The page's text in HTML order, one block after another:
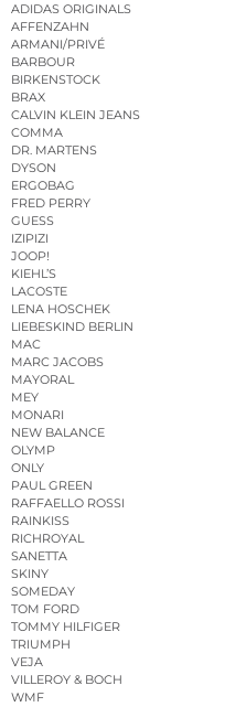
ADIDAS ORIGINALS
AFFENZAHN
ARMANI/PRIVÉ
BARBOUR
BIRKENSTOCK
BRAX
CALVIN KLEIN JEANS
COMMA
DR. MARTENS
DYSON
ERGOBAG
FRED PERRY
GUESS
IZIPIZI
JOOP!
KIEHL’S
LACOSTE
LENA HOSCHEK
LIEBESKIND BERLIN
MAC
MARC JACOBS
MAYORAL
MEY
MONARI
NEW BALANCE
OLYMP
ONLY
PAUL GREEN
RAFFAELLO ROSSI
RAINKISS
RICHROYAL
SANETTA
SKINY
SOMEDAY
TOM FORD
TOMMY HILFIGER
TRIUMPH
VEJA
VILLEROY & BOCH
WMF